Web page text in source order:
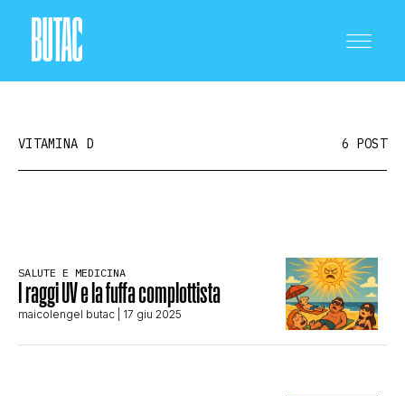
SCIENZA E TECNOLOGIA
VITAMINA D 6 POST
SALUTE E MEDICINA
I raggi UV e la fuffa complottista
maicolengel butac | 17 giu 2025